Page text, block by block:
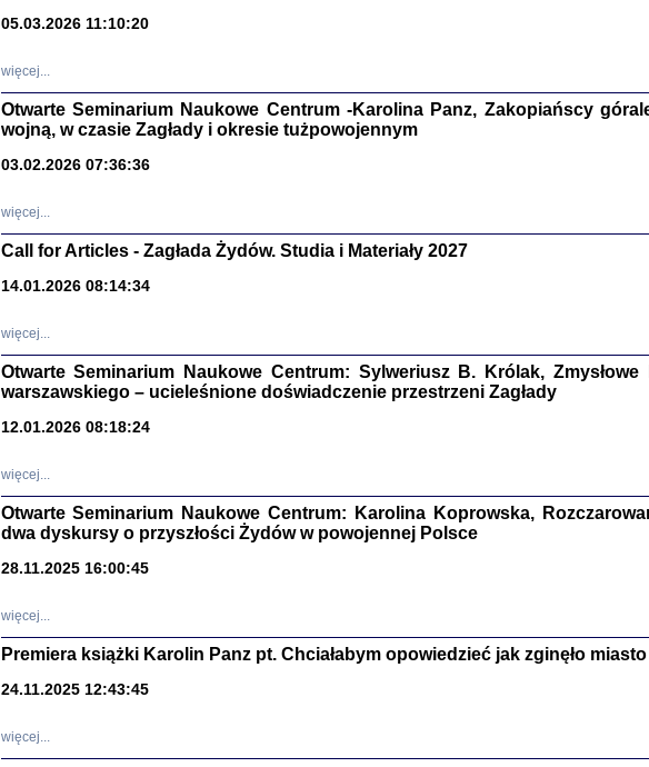
Sewek Okonowski, oprac. Marta
PISZĄCY TE SŁOWA JEST
05.03.2026 11:10:20
więcej...
Otwarte Seminarium Naukowe Centrum -Karolina Panz, Zakopiańscy
wojną, w czasie Zagłady i okresie tużpowojennym
03.02.2026 07:36:36
więcej...
Call for Articles - Zagłada Żydów. Studia i Materiały 2027
14.01.2026 08:14:34
więcej...
Otwarte Seminarium Naukowe Centrum: Sylweriusz B. Królak,
warszawskiego – ucieleśnione doświadczenie przestrzeni Zagłady
12.01.2026 08:18:24
więcej...
Otwarte Seminarium Naukowe Centrum: Karolina Koprowska,
dwa dyskursy o przyszłości Żydów w powojennej Polsce
28.11.2025 16:00:45
więcej...
Premiera książki Karolin Panz pt. Chciałabym opowiedzieć jak zginęło miasto
24.11.2025 12:43:45
więcej...